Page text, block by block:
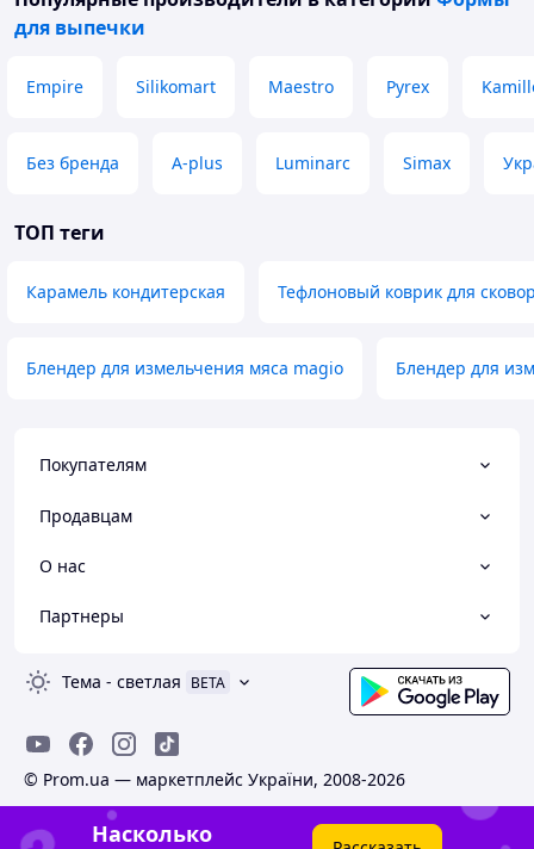
для выпечки
Empire Silikomart Maestro Pyrex
Без бренда A-plus Luminarc Simax
ТОП теги
Карамель кондитерская Тефлоновый коврик для
Блендер для измельчения мяса magio Блендер для
Покупателям
Продавцам
О нас
Партнеры
Тема - светлая BETA
© Prom.ua — маркетплейс України, 2008-2026
Насколько